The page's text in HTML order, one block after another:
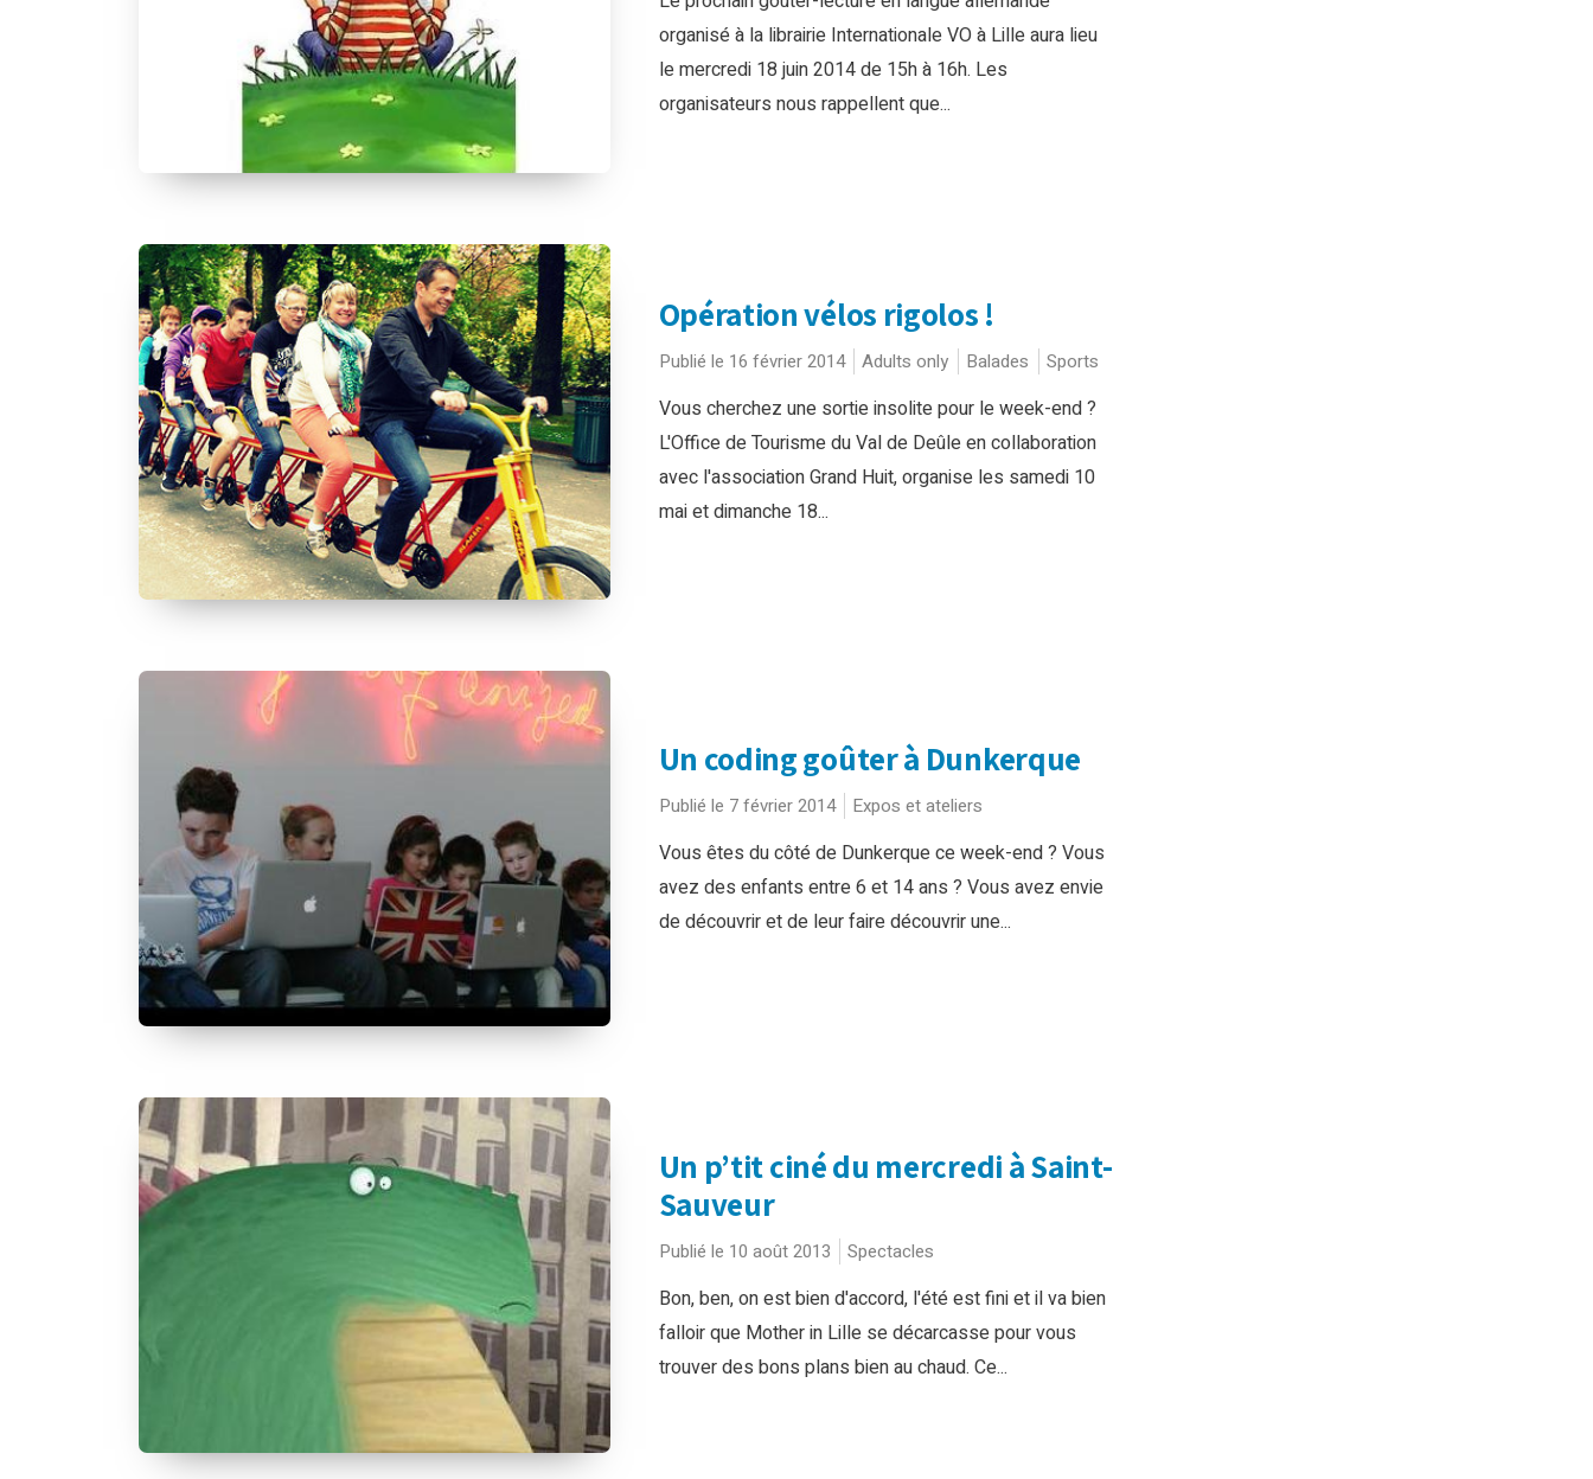
organisé à la librairie Internationale VO à Lille aura lieu
le mercredi 18 juin 2014 de 15h à 16h. Les
organisateurs nous rappellent que...
Opération vélos rigolos !
Publié le 16 février 2014 Adults only Balades Sports
Vous cherchez une sortie insolite pour le week-end ?
L'Office de Tourisme du Val de Deûle en collaboration
avec l'association Grand Huit, organise les samedi 10
mai et dimanche 18...
Un coding goûter à Dunkerque
Publié le 7 février 2014 Expos et ateliers
Vous êtes du côté de Dunkerque ce week-end ? Vous
avez des enfants entre 6 et 14 ans ? Vous avez envie
de découvrir et de leur faire découvrir une...
Un p’tit ciné du mercredi à Saint-
Sauveur
Publié le 10 août 2013 Spectacles
Bon, ben, on est bien d'accord, l'été est fini et il va bien
falloir que Mother in Lille se décarcasse pour vous
trouver des bons plans bien au chaud. Ce...